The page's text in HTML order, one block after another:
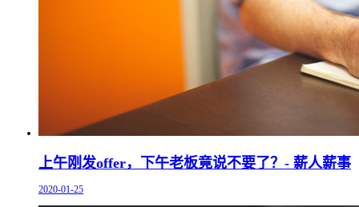
上午刚发offer，下午老板竟说不要了？- 薪人薪事
2020-01-25